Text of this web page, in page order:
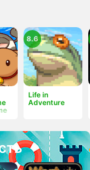
Life in
Adventure
8.6